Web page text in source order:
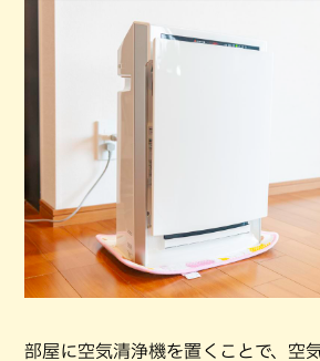
部屋に空気清浄機を置くことで、空